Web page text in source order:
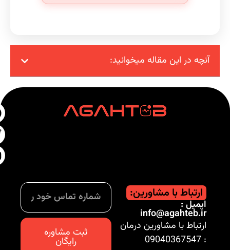
آنچه در این مقاله میخوانید:
ارتباط با مشاورین:
ایمیل :
info@agahteb.ir
ارتباط با مشاورین درمان
ثبت مشاوره
رایگان